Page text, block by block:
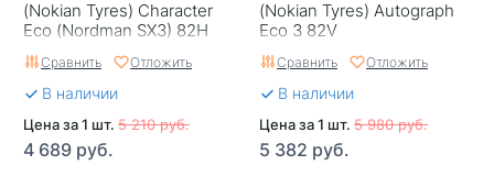
(Nokian Tyres) Character
Eco (Nordman SX3) 82H
Сравнить Отложить
В наличии
Цена за 1 шт. 5 210 руб.
4 689 руб.
(Nokian Tyrеs) Autograph
Eco 3 82V
Сравнить Отложить
В наличии
Цена за 1 шт. 5 980 руб.
5 382 руб.